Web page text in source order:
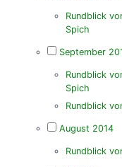
Rundblick
Spich
September
Rundblick
Spich
Rundblick
August 2014
Rundblick